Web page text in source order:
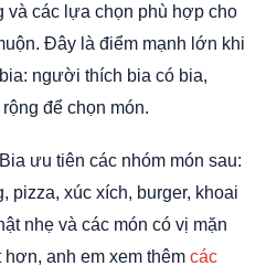
và các lựa chọn phù hợp cho
Đây là điểm mạnh lớn khi
người thích bia có bia,
để chọn món.
ưu tiên các nhóm món sau:
pizza, xúc xích, burger, khoai
nhẹ và các món có vị mặn
anh em xem thêm các